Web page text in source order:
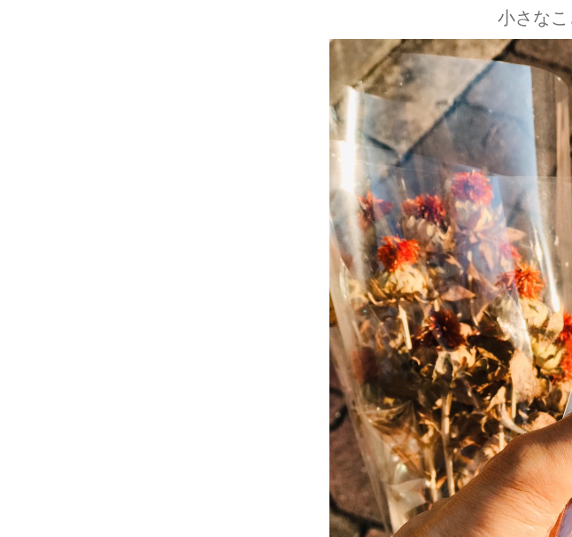
小さなこ